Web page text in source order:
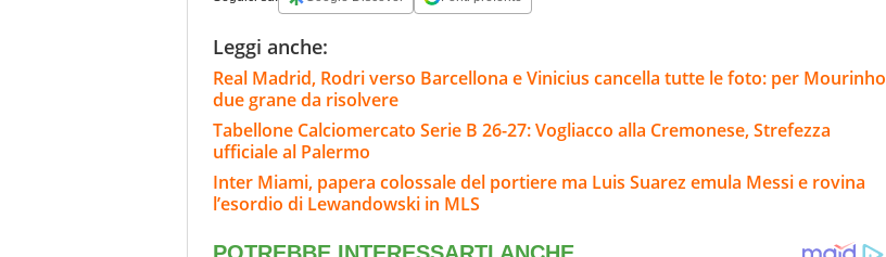
Leggi anche:
Real Madrid, Rodri verso Barcellona e Vinicius cancella tutte le foto: per Mourinho
due grane da risolvere
Tabellone Calciomercato Serie B 26-27: Vogliacco alla Cremonese, Strefezza
ufficiale al Palermo
Inter Miami, papera colossale del portiere ma Luis Suarez emula Messi e rovina
l’esordio di Lewandowski in MLS